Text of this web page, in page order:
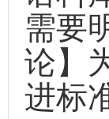
需要
论】
进标